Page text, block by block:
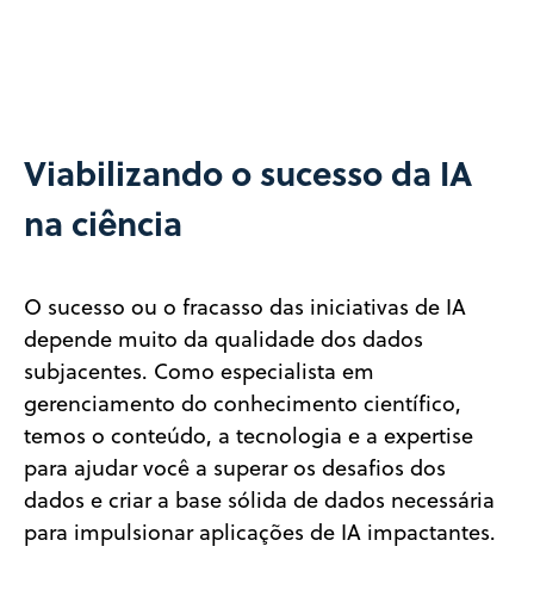
Viabilizando o sucesso da IA
na ciência
O sucesso ou o fracasso das iniciativas de IA
depende muito da qualidade dos dados
subjacentes. Como especialista em
gerenciamento do conhecimento científico,
temos o conteúdo, a tecnologia e a expertise
para ajudar você a superar os desafios dos
dados e criar a base sólida de dados necessária
para impulsionar aplicações de IA impactantes.